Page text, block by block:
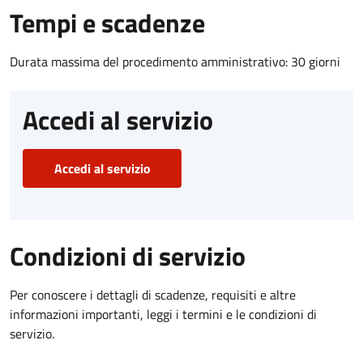
Tempi e scadenze
Durata massima del procedimento amministrativo: 30 giorni
Accedi al servizio
Accedi al servizio
Condizioni di servizio
Per conoscere i dettagli di scadenze, requisiti e altre
informazioni importanti, leggi i termini e le condizioni di
servizio.